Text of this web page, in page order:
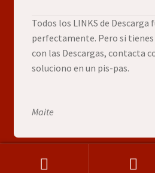
Todos los LINKS de Descarga
perfectamente. Pero si
con las Descargas, contacta
soluciono en un pis-pas.
Maite